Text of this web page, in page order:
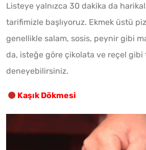
Listeye yalnızca 30 dakika da
tarifimizle başlıyoruz. Ekmek üstü
genellikle salam, sosis, peynir gibi
da, isteğe göre çikolata ve reçel gibi
deneyebilirsiniz.
Kaşık Dökmesi